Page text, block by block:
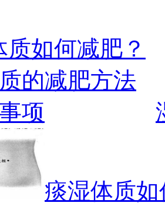
痰湿体质